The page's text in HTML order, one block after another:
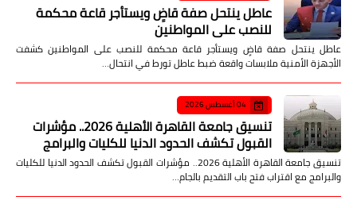
عاطل ينتحل صفة قاضٍ ويستأجر قاعة محكمة
للنصب على المواطنين
عاطل ينتحل صفة قاضٍ ويستأجر قاعة محكمة للنصب على المواطنين كشفت
الأجهزة الأمنية ملابسات واقعة ضبط عاطل تورط في انتحال…
04 أغسطس 2026
تنسيق جامعة القاهرة الأهلية 2026.. مؤشرات
القبول تكشف الحدود الدنيا للكليات والبرامج
تنسيق جامعة القاهرة الأهلية 2026.. مؤشرات القبول تكشف الحدود الدنيا للكليات
والبرامج مع اقتراب فتح باب التقديم بالجام…